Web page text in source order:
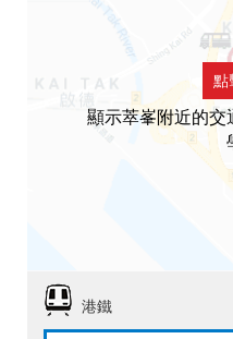
點
顯示萃峯附近的交
港鐵